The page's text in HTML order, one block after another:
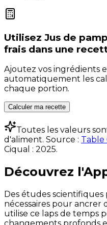
Utilisez Jus de
frais dans une
Ajoutez vos ingrédients
automatiquement les
chaque portion.
Calculer ma recette
Toutes les valeurs
d'aliment. Source : Table
Ciqual : 2025.
Découvrez
Des études
nécessaires pour ancrer
utilise ce laps de temps